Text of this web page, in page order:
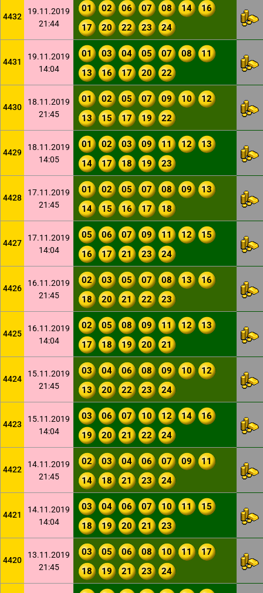
4432
19.11.2019
21:44
01 02 06 07 08 14
16
17
20 22 23 24
4431
19.11.2019
14:04
01 03 04 05 07 08
11
13
16 17 20 22
4430
18.11.2019
21:45
01 02 05 07 09 10
12
13
15 17 19 22
4429
18.11.2019
14:05
01 02 03 09 11 12
13
14
17 18 19 23
4428
17.11.2019
21:45
01 02 05 07 08 09
13
14
15 16 17 18
4427
17.11.2019
14:04
05 06 07 09 11 12
15
16
17 21 23 24
4426
16.11.2019
21:45
02 03 05 07 08 13
16
18
20 21 22 23
4425
16.11.2019
14:04
02 05 08 09 11 12
13
17
18 19 20 21
4424
15.11.2019
21:45
03 04 06 08 09 10
12
13
20 22 23 24
4423
15.11.2019
14:04
03 06 07 10 12 14
16
19
20 21 22 24
4422
14.11.2019
21:45
02 03 04 06 07 09
11
14
18 21 23 24
4421
14.11.2019
14:04
03 04 06 07 10 11
15
18
19 20 21 23
4420
13.11.2019
21:45
03 05 06 08 10 11
17
18
19 21 23 24